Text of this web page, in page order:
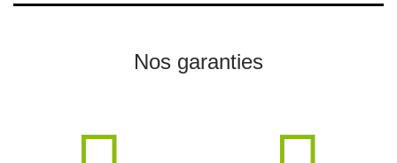
Nos garanties